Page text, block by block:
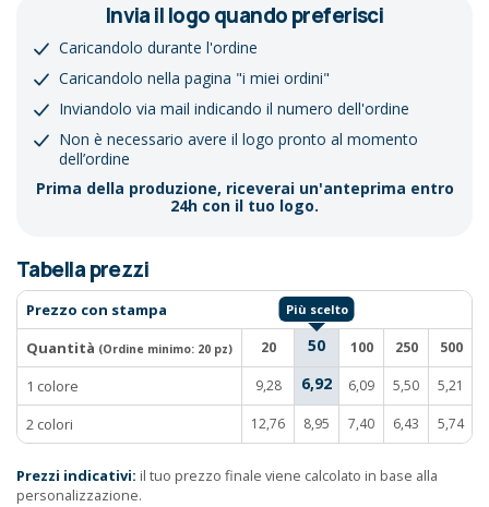
Invia il logo quando preferisci
Caricandolo durante l'ordine
Caricandolo nella pagina "i miei ordini"
Inviandolo via mail indicando il numero dell'ordine
Non è necessario avere il logo pronto al momento
dell’ordine
Prima della produzione, riceverai un'anteprima entro
24h con il tuo logo.
Tabella prezzi
Prezzo con stampa
Quantità (Ordine minimo: 20 pz) 20 50 100 250 500
1 colore 9,28 6,92 6,09 5,50 5,21
2 colori 12,76 8,95 7,40 6,43 5,74
Prezzi indicativi: il tuo prezzo finale viene calcolato in base alla
personalizzazione.